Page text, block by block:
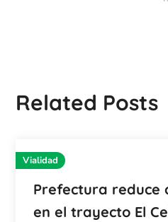
Related Posts
Vialidad
Prefectura reduce
en el trayecto El